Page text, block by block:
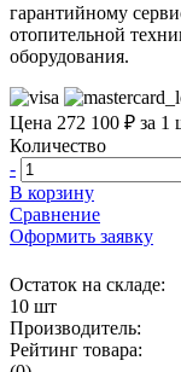
гарантийному
отопительной
оборудования.
Цена 272 100 ₽ за 1
Количество
-
В корзину
Сравнение
Оформить заявку
Остаток на складе:
10 шт
Производитель:
Рейтинг товара: